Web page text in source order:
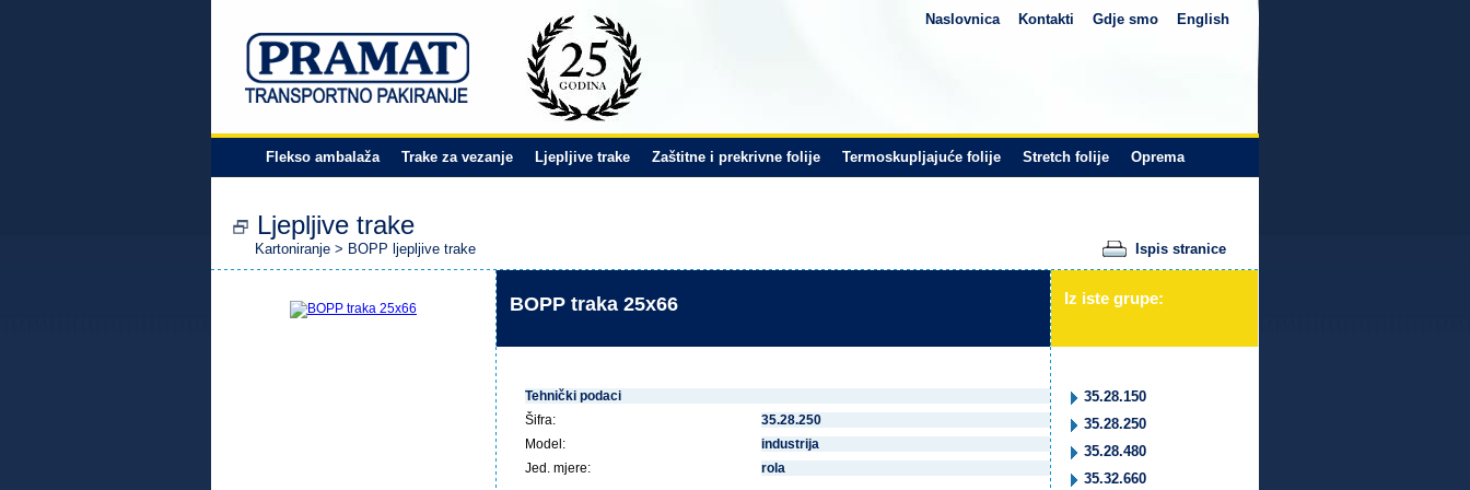
Naslovnica Kontakti Gdje smo English
Flekso ambalaža Trake za vezanje Ljepljive trake Zaštitne i prekrivne folije Termoskupljajuće folije Stretch folije Oprema
Ljepljive trake
Kartoniranje > BOPP ljepljive trake Ispis stranice
BOPP traka 25x66 Iz iste grupe:
Tehnički podaci
Šifra:
35.28.250
Model:
industrija
Jed. mjere:
rola
35.28.150
35.28.250
35.28.480
35.32.660